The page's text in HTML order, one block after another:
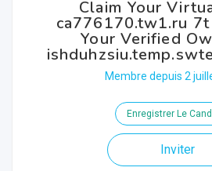
Claim Your
ca776170.tw1.ru 7t
Your Verified
Membre depuis 2
Enregistrer Le
Inviter